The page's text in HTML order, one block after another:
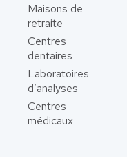
Maisons de
retraite
Centres
dentaires
Laboratoires
d’analyses
Centres
médicaux